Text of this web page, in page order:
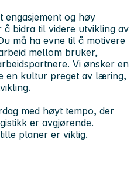
engasjement og høy
å bidra til videre utvikling av
må ha evne til å motivere
mellom bruker,
Vi ønsker en
en kultur preget av læring,
med høyt tempo, der
er avgjørende.
planer er viktig.